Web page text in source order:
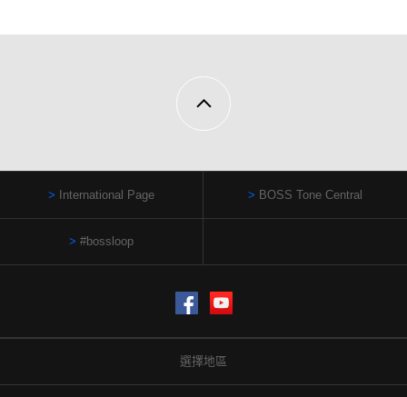
International Page BOSS Tone Central
#bossloop
FacebookYouTube
選擇地區